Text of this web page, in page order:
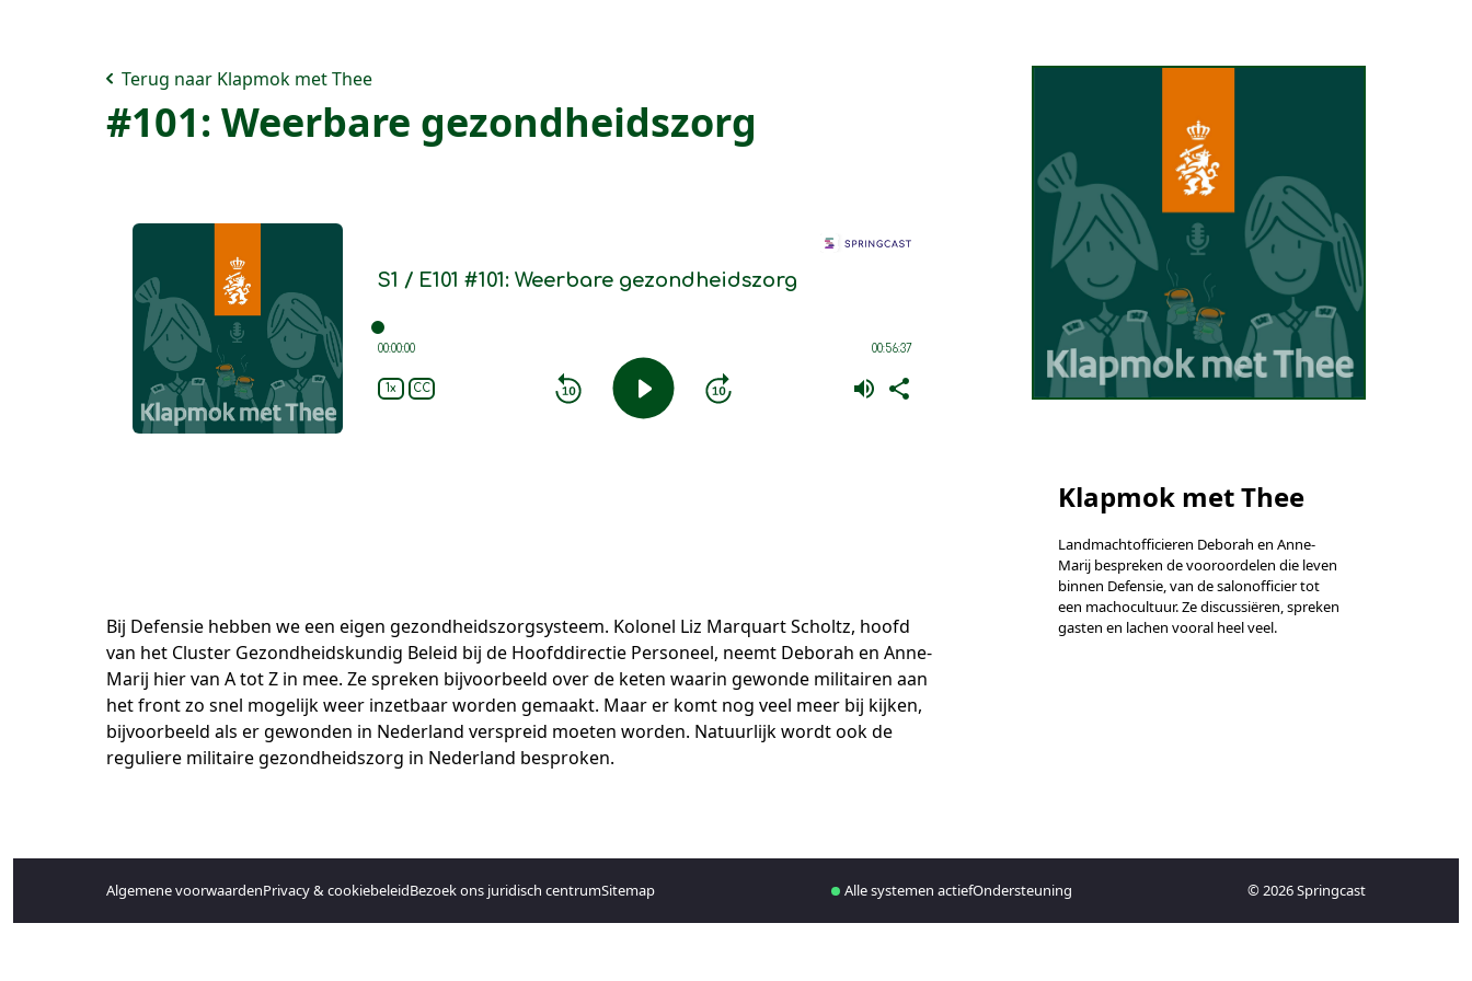
Terug naar Klapmok met Thee
#101: Weerbare gezondheidszorg
Bij Defensie hebben we een eigen gezondheidszorgsysteem. Kolonel Liz Marquart Scholtz, hoofd
van het Cluster Gezondheidskundig Beleid bij de Hoofddirectie Personeel, neemt Deborah en Anne-
Marij hier van A tot Z in mee. Ze spreken bijvoorbeeld over de keten waarin gewonde militairen aan
het front zo snel mogelijk weer inzetbaar worden gemaakt. Maar er komt nog veel meer bij kijken,
bijvoorbeeld als er gewonden in Nederland verspreid moeten worden. Natuurlijk wordt ook de
reguliere militaire gezondheidszorg in Nederland besproken.
Klapmok met Thee
Landmachtofficieren Deborah en Anne-
Marij bespreken de vooroordelen die leven
binnen Defensie, van de salonofficier tot
een machocultuur. Ze discussiëren, spreken
gasten en lachen vooral heel veel.
Algemene voorwaardenPrivacy & cookiebeleidBezoek ons juridisch centrumSitemap Alle systemen actiefOndersteuning © 2026 Springcast